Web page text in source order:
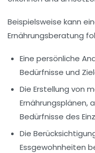
Beispielsweise kann
Ernährungsberatung
Eine persönliche
Bedürfnisse und
Die Erstellung von
Ernährungsplänen,
Bedürfnisse des
Die
Essgewohnheiten